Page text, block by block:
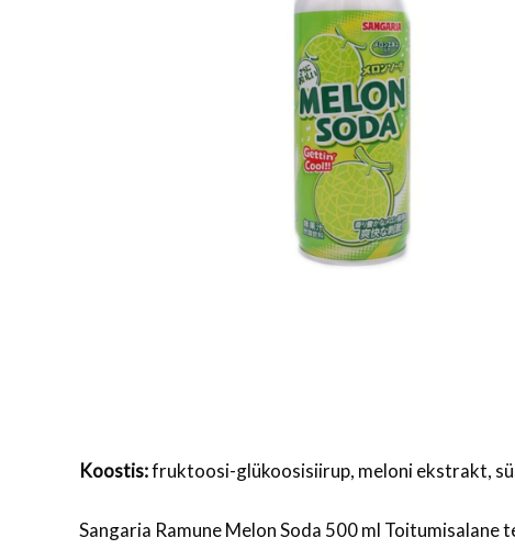
Koostis:fruktoosi-glükoosisiirup, meloni ekstrakt,
Sangaria Ramune Melon Soda 500 ml Toitumisalane